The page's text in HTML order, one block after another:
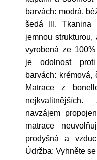
barvách: modrá,
šedá III.
jemnou
vyrobená ze
je odolnost
barvách: krémová,
Matrace z
navzájem
matrace
prodyšná a
Údržba: Vyhněte